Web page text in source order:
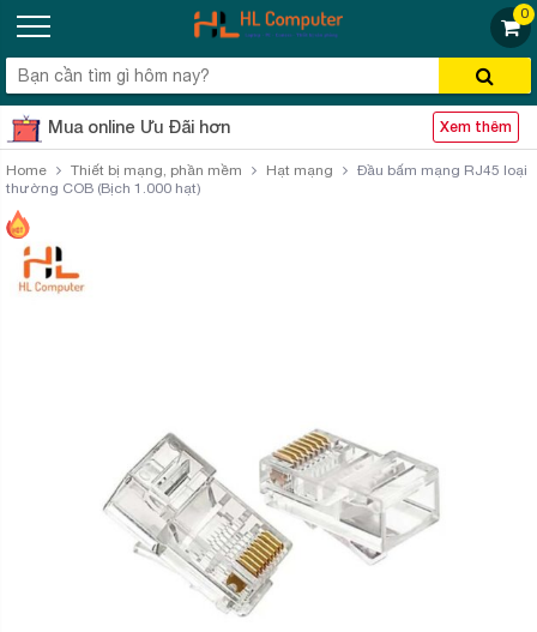
0
Mua online Ưu Đãi hơn Xem thêm
Home Thiết bị mạng, phần mềm Hạt mạng
Đầu bấm mạng RJ45 loại
thường COB (Bịch 1.000 hạt)